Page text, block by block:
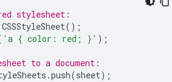
stylesheet:
CSSStyleSheet();
'a { color: red; }' );
to a document:
.push(sheet);